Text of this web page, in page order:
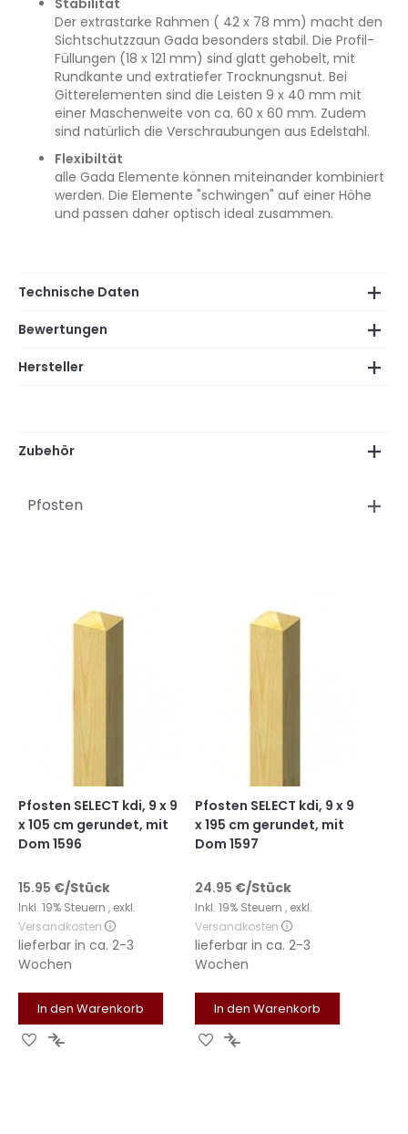
Stabilität
Der extrastarke Rahmen ( 42 x 78 mm) macht den
Sichtschutzzaun Gada besonders stabil. Die Profil-
Füllungen (18 x 121 mm) sind glatt gehobelt, mit
Rundkante und extratiefer Trocknungsnut. Bei
Gitterelementen sind die Leisten 9 x 40 mm mit
einer Maschenweite von ca. 60 x 60 mm. Zudem
sind natürlich die Verschraubungen aus Edelstahl.
Flexibiltät
alle Gada Elemente können miteinander kombiniert
werden. Die Elemente "schwingen" auf einer Höhe
und passen daher optisch ideal zusammen.
Technische Daten
Bewertungen
Hersteller
Zubehör
Pfosten
Pfosten SELECT kdi, 9 x 9
x 105 cm gerundet, mit
Dom 1596
15.95 €/Stück
Inkl. 19% Steuern , exkl.
Versandkosten
lieferbar in ca. 2-3
Wochen
In den Warenkorb
Zur Zur
Pfosten SELECT kdi, 9 x 9
x 195 cm gerundet, mit
Dom 1597
24.95 €/Stück
Inkl. 19% Steuern , exkl.
Versandkosten
lieferbar in ca. 2-3
Wochen
In den Warenkorb
Zur Zur